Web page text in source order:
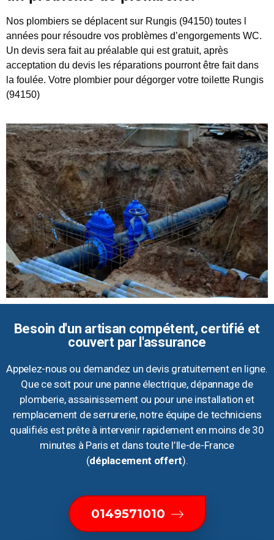
Nos plombiers se déplacent sur Rungis (94150) toutes l
années pour résoudre vos problèmes d’engorgements WC.
Un devis sera fait au préalable qui est gratuit, après
acceptation du devis les réparations pourront être fait dans
la foulée. Votre plombier pour dégorger votre toilette Rungis
(94150)
Besoin d'un artisan compétent, certifié et
couvert par l'assurance
Appelez-nous ou demandez un devis gratuitement en ligne.
Que ce soit pour une panne électrique, dépannage de
plomberie, assainissement ou pour une installation et
remplacement de serrurerie, notre équipe de techniciens
qualifiés est prête à intervenir rapidement en moins de 30
minutes à Paris et dans toute l’Ile-de-France
(déplacement offert).
0149571010